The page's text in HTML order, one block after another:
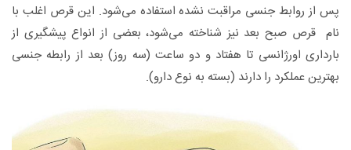
پس از روابط جنسی مراقبت نشده استفاده می‌شود. این قرص اغلب با
نام قرص صبح بعد نیز شناخته می‌شود، بعضی از انواع پیشگیری از
بارداری اورژانسی تا هفتاد و دو ساعت (سه روز) بعد از رابطه جنسی
بهترین عملکرد را دارند (بسته به نوع دارو).